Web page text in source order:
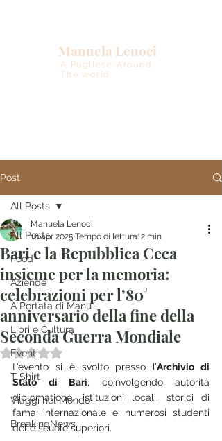
A Pugliese Around
The world
Manuela Lenoci
Post
All Posts
Food
Aziende
A Portata di Manu
Libri e Cultura
Eventi
T Shirt
Viaggi nel Mondo
BreakingNews
All Posts
Bari e la Repubblica Ceca
insieme per la memoria:
celebrazioni per l’80°
anniversario della fine della
Seconda Guerra Mondiale
Manuela Lenoci
16 apr 2025 Tempo di lettura: 2 min
Valutazione NaN stelle su 5.
L’evento si è svolto presso l’Archivio di
Stato di Bari, coinvolgendo autorità
diplomatiche, istituzioni locali, storici di
fama internazionale e numerosi studenti
delle scuole superiori.